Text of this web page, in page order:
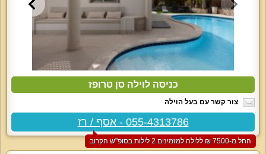
כניסה לוילה סן טרופז
צור קשר עם בעל הוילה
055-4313786 - אסף / רז
החל מ-‏7500 ₪ ללילה למזמינים 2 לילות בסופ"ש הקרוב